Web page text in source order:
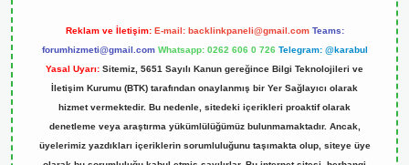
Reklam ve İletişim: E-mail: backlinkpaneli@gmail.com Teams:
forumhizmeti@gmail.com Whatsapp: 0262 606 0 726 Telegram: @karabul
Yasal Uyarı: Sitemiz, 5651 Sayılı Kanun gereğince Bilgi Teknolojileri ve
İletişim Kurumu (BTK) tarafından onaylanmış bir Yer Sağlayıcı olarak
hizmet vermektedir. Bu nedenle, sitedeki içerikleri proaktif olarak
denetleme veya araştırma yükümlülüğümüz bulunmamaktadır. Ancak,
üyelerimiz yazdıkları içeriklerin sorumluluğunu taşımakta olup, siteye üye